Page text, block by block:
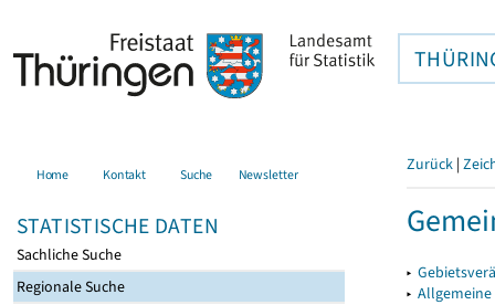
Home Kontakt Suche Newsletter
STATISTISCHE DATEN
Sachliche Suche
Regionale Suche
Zurück |
▸
▸